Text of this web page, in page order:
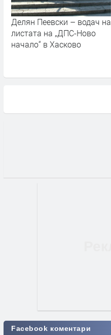
Делян Пеевски – водач на
листата на „ДПС-Ново
начало“ в Хасково
Facebook коментари